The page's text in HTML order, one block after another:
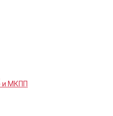
и МКПП